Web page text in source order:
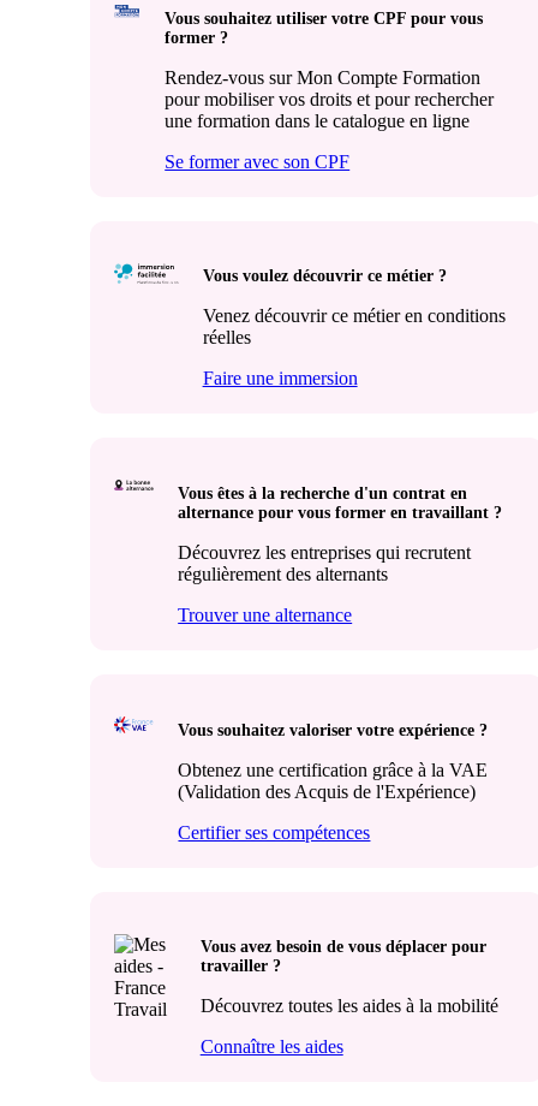
Vous souhaitez utiliser votre CPF pour vous
former ?
Rendez-vous sur Mon Compte Formation
pour mobiliser vos droits et pour rechercher
une formation dans le catalogue en ligne
Se former avec son CPF
Vous voulez découvrir ce métier ?
Venez découvrir ce métier en conditions
réelles
Faire une immersion
Vous êtes à la recherche d'un contrat en
alternance pour vous former en travaillant ?
Découvrez les entreprises qui recrutent
régulièrement des alternants
Trouver une alternance
Vous souhaitez valoriser votre expérience ?
Obtenez une certification grâce à la VAE
(Validation des Acquis de l'Expérience)
Certifier ses compétences
Vous avez besoin de vous déplacer pour
travailler ?
Découvrez toutes les aides à la mobilité
Connaître les aides